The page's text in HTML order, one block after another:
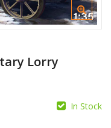
Lorry
In Stock